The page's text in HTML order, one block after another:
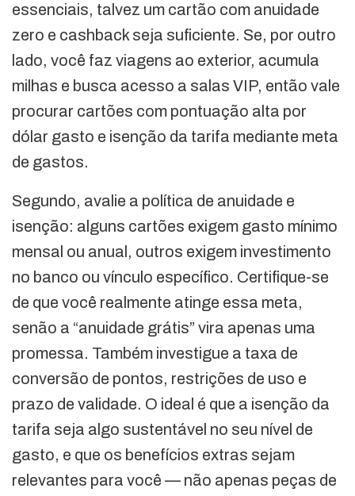
essenciais, talvez um cartão com anuidade
zero e cashback seja suficiente. Se, por outro
lado, você faz viagens ao exterior, acumula
milhas e busca acesso a salas VIP, então vale
procurar cartões com pontuação alta por
dólar gasto e isenção da tarifa mediante meta
de gastos.
Segundo, avalie a política de anuidade e
isenção: alguns cartões exigem gasto mínimo
mensal ou anual, outros exigem investimento
no banco ou vínculo específico. Certifique-se
de que você realmente atinge essa meta,
senão a “anuidade grátis” vira apenas uma
promessa. Também investigue a taxa de
conversão de pontos, restrições de uso e
prazo de validade. O ideal é que a isenção da
tarifa seja algo sustentável no seu nível de
gasto, e que os benefícios extras sejam
relevantes para você — não apenas peças de